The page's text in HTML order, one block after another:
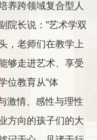
养跨领域复合型人
院长说：“艺术学双
，老师们在教学上
够走进艺术、享受
位教育从“体
激情、感性与理性
方向的孩子们的大